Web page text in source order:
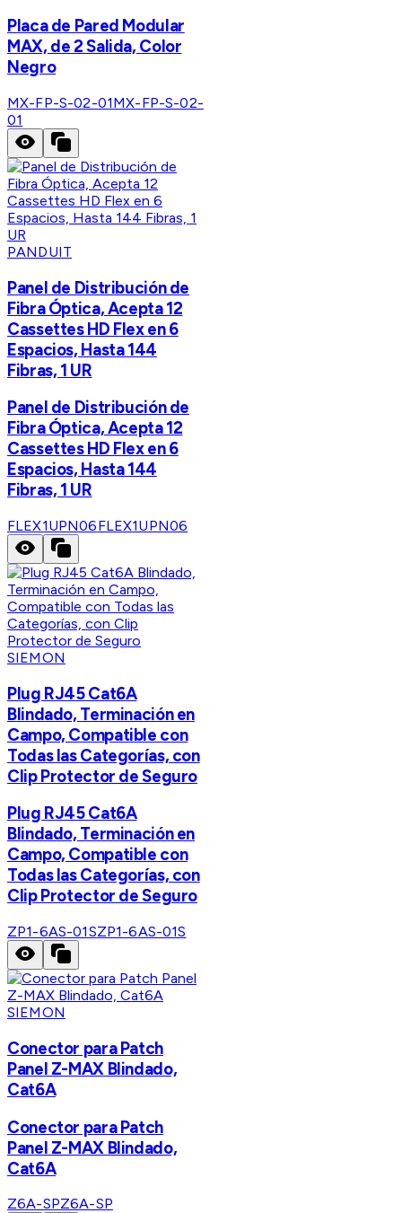
Placa de Pared Modular
MAX, de 2 Salida, Color
Negro
MX-FP-S-02-01MX-FP-S-02-
01
PANDUIT
Panel de Distribución de
Fibra Óptica, Acepta 12
Cassettes HD Flex en 6
Espacios, Hasta 144
Fibras, 1 UR
Panel de Distribución de
Fibra Óptica, Acepta 12
Cassettes HD Flex en 6
Espacios, Hasta 144
Fibras, 1 UR
FLEX1UPN06FLEX1UPN06
SIEMON
Plug RJ45 Cat6A
Blindado, Terminación en
Campo, Compatible con
Todas las Categorías, con
Clip Protector de Seguro
Plug RJ45 Cat6A
Blindado, Terminación en
Campo, Compatible con
Todas las Categorías, con
Clip Protector de Seguro
ZP1-6AS-01SZP1-6AS-01S
SIEMON
Conector para Patch
Panel Z-MAX Blindado,
Cat6A
Conector para Patch
Panel Z-MAX Blindado,
Cat6A
Z6A-SPZ6A-SP